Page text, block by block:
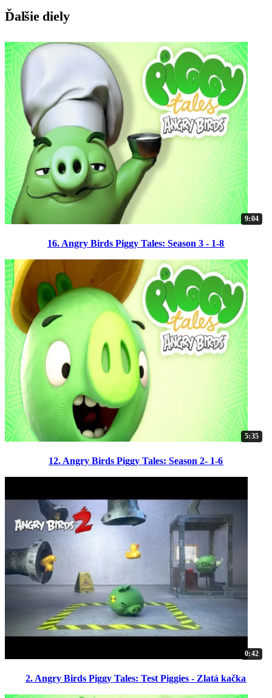
Ďalšie diely
9:04
16. Angry Birds Piggy Tales: Season 3 - 1-8
5:35
12. Angry Birds Piggy Tales: Season 2- 1-6
0:42
2. Angry Birds Piggy Tales: Test Piggies - Zlatá kačka